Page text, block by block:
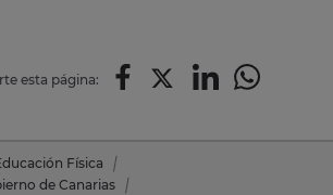
esta página:
Física
de Canarias